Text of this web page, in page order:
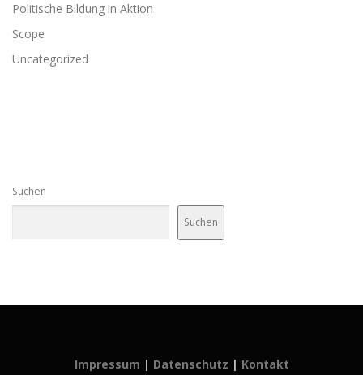
Politische Bildung in Aktion
Scope
Uncategorized
Suchen
Suchen
Impressum | Datenschutz | Kontakt